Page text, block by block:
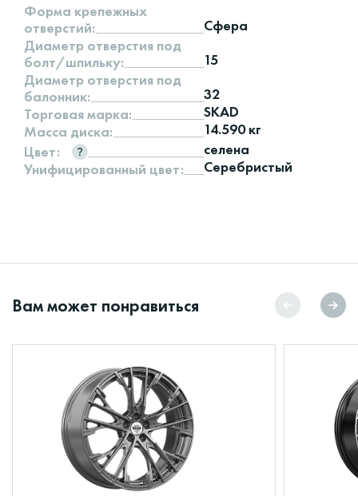
Форма крепежных
отверстий:
Сфера
Диаметр отверстия под
болт/шпильку:
15
Диаметр отверстия под
балонник:
32
Торговая марка:
SKAD
Масса диска:
14.590 кг
Цвет:
селена
Унифицированный цвет:
Серебристый
Вам может понравиться